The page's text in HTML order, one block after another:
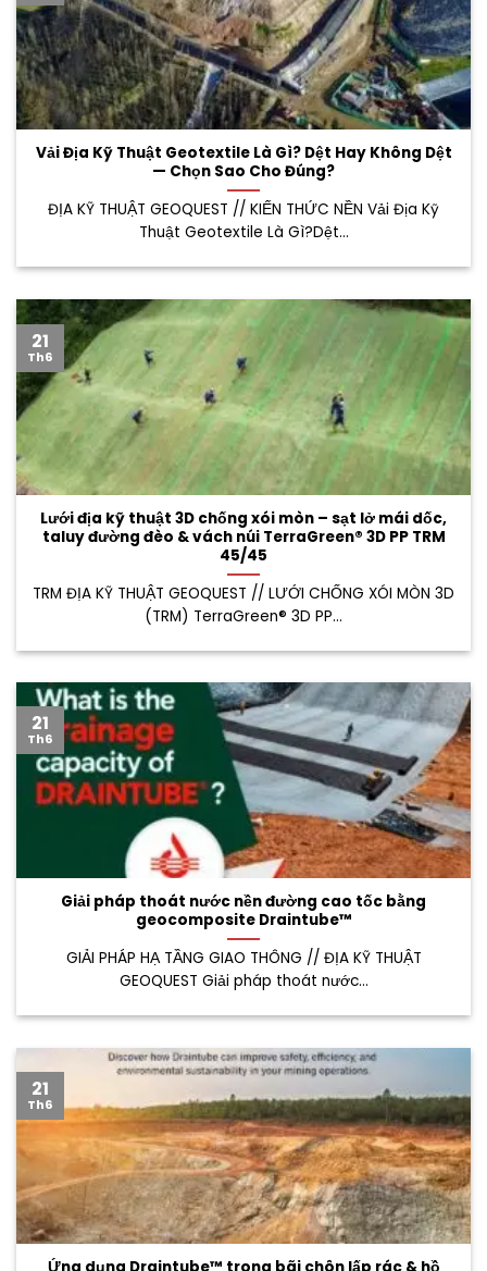
Vải Địa Kỹ Thuật Geotextile Là Gì? Dệt Hay Không Dệt
— Chọn Sao Cho Đúng?
ĐỊA KỸ THUẬT GEOQUEST // KIẾN THỨC NỀN Vải Địa Kỹ
Thuật Geotextile Là Gì?Dệt...
Lưới địa kỹ thuật 3D chống xói mòn – sạt lở mái dốc,
taluy đường đèo & vách núi TerraGreen® 3D PP TRM
45/45
TRM ĐỊA KỸ THUẬT GEOQUEST // LƯỚI CHỐNG XÓI MÒN 3D
(TRM) TerraGreen® 3D PP...
21
Th6
Giải pháp thoát nước nền đường cao tốc bằng
geocomposite Draintube™
GIẢI PHÁP HẠ TẦNG GIAO THÔNG // ĐỊA KỸ THUẬT
GEOQUEST Giải pháp thoát nước...
21
Th6
Ứng dụng Draintube™ trong bãi chôn lấp rác & hồ
21
Th6